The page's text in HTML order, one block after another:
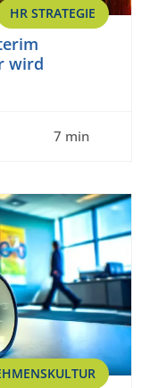
HR STRATEGIE
wird
7 min